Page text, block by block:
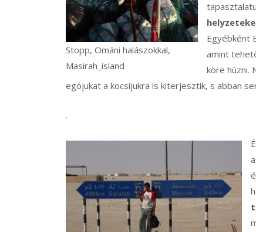
Stopp, Ománi halászokkal,
Masirah_island
Egyébként
amint
köre húzni.
egójukat a kocsijukra is kiterjesztik, s abban
.